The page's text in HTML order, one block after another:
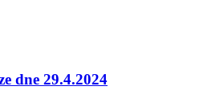
dne 29.4.2024